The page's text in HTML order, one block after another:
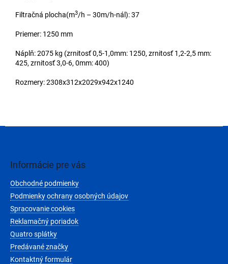
Filtračná plocha(m3/h – 30m/h-nál): 37
Priemer: 1250 mm
Náplň: 2075 kg (zrnitosť 0,5-1,0mm: 1250, zrnitosť 1,2-2,5 mm:
425, zrnitosť 3,0-6, 0mm: 400)
Rozmery: 2308x312x2029x942x1240
Informácie pre vás
Obchodné podmienky
Podmienky ochrany osobných údajov
Spracovanie cookies
Reklamačný poriadok
Quatro splátky
Predávané značky
Kontaktný formulár